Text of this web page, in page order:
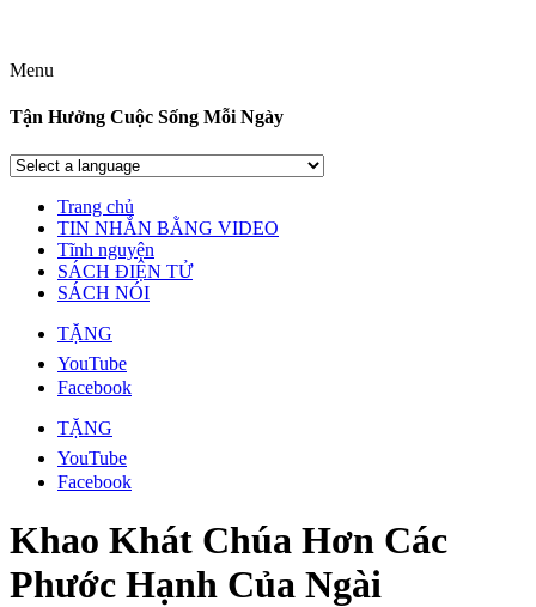
Menu
Tận Hưởng Cuộc Sống Mỗi Ngày
Trang chủ
TIN NHẮN BẰNG VIDEO
Tĩnh nguyện
SÁCH ĐIỆN TỬ
SÁCH NÓI
TẶNG
YouTube
Facebook
TẶNG
YouTube
Facebook
Khao Khát Chúa Hơn Các
Phước Hạnh Của Ngài